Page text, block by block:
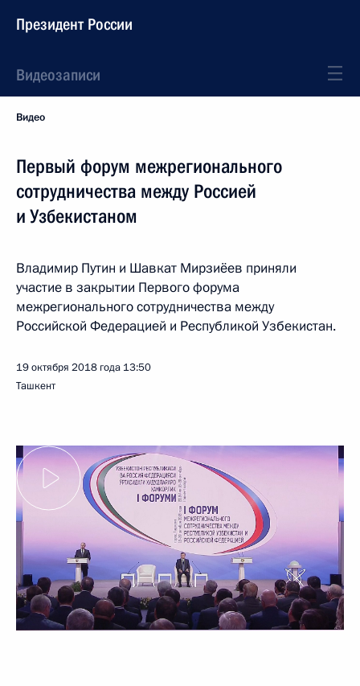
Президент России
Видеозаписи
Видео
Первый форум межрегионального
сотрудничества между Россией
и Узбекистаном
Владимир Путин и Шавкат Мирзиёев приняли
участие в закрытии Первого форума
межрегионального сотрудничества между
Российской Федерацией и Республикой Узбекистан.
19 октября 2018 года 13:50
Ташкент